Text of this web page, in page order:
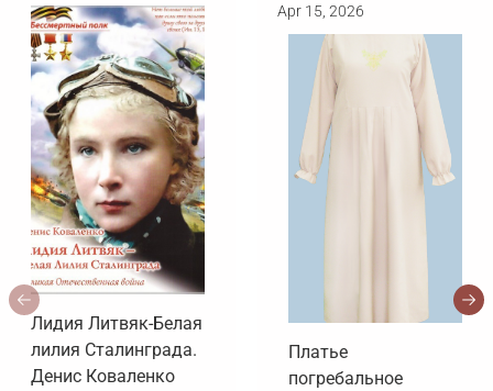
Лидия Литвяк-Белая
лилия Сталинграда.
Денис Коваленко
Apr 15, 2026
Платье
погребальное